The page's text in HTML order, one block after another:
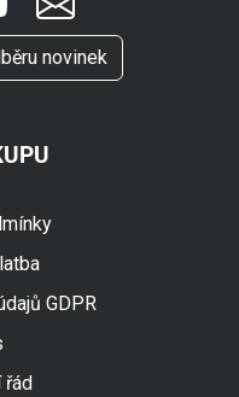
novinek
GDPR
řád